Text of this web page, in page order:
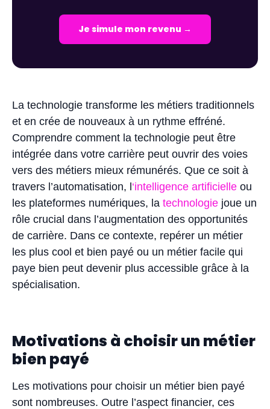
Je simule mon revenu →
La technologie transforme les métiers traditionnels
et en crée de nouveaux à un rythme effréné.
Comprendre comment la technologie peut être
intégrée dans votre carrière peut ouvrir des voies
vers des métiers mieux rémunérés. Que ce soit à
travers l’automatisation, l ‘intelligence artificielle ou
les plateformes numériques, la technologie joue un
rôle crucial dans l’augmentation des opportunités
de carrière. Dans ce contexte, repérer un métier
les plus cool et bien payé ou un métier facile qui
paye bien peut devenir plus accessible grâce à la
spécialisation.
Motivations à choisir un métier
bien payé
Les motivations pour choisir un métier bien payé
sont nombreuses. Outre l’aspect financier, ces